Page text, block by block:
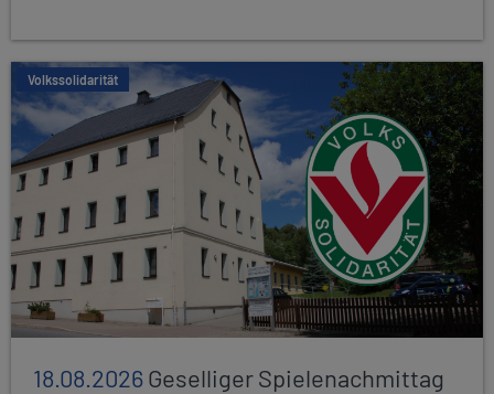
Volkssolidarität
18.08.2026Geselliger Spielenachmittag